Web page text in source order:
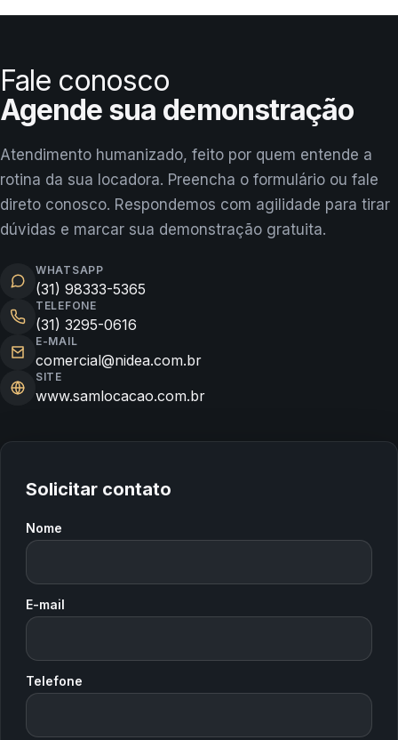
Fale conosco
Agende sua demonstração
Atendimento humanizado, feito por quem entende a
rotina da sua locadora. Preencha o formulário ou fale
direto conosco. Respondemos com agilidade para tirar
dúvidas e marcar sua demonstração gratuita.
WHATSAPP
(31) 98333-5365
TELEFONE
(31) 3295-0616
E-MAIL
comercial@nidea.com.br
SITE
www.samlocacao.com.br
Solicitar contato
Nome
E-mail
Telefone